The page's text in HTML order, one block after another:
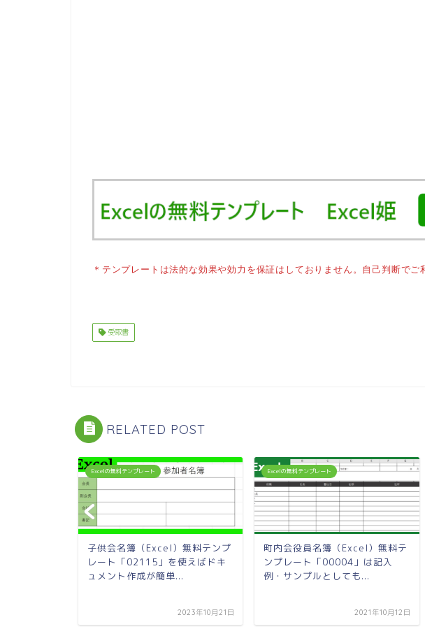
＊テンプレートは法的な効果や効力を保証はしておりません。自己判断でご
受取書
RELATED POST
Excelの無料テンプレート
子供会名簿（Excel）無料テンプ
レート「02115」を使えばドキ
ュメント作成が簡単...
2023年10月21日
Excelの無料テンプレート
町内会役員名簿（Excel）無料テ
ンプレート「00004」は記入
例・サンプルとしても...
2021年10月12日